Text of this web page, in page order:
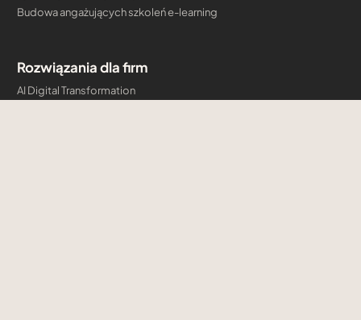
Budowa angażujących szkoleń e-learning
Rozwiązania dla firm
AI Digital Transformation